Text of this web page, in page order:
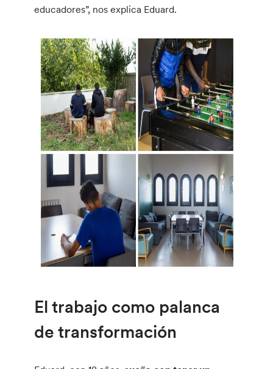
educadores”, nos explica Eduard.
El trabajo como palanca
de transformación